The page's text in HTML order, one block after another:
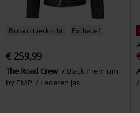
Bijna uitverkocht Exclusief
€ 259,99
The Road Crew
Black Premium
by EMP
Lederen jas